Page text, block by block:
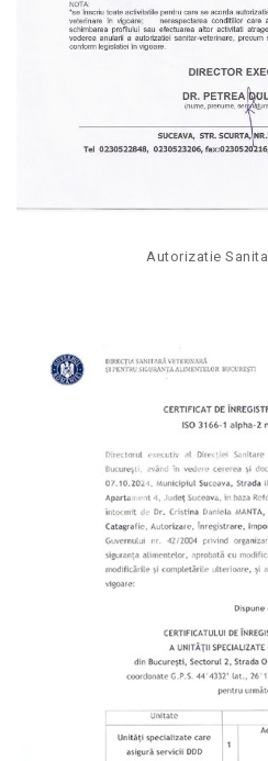
Autorizatie